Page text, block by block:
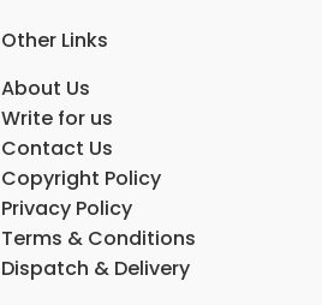
Other Links
About Us
Write for us
Contact Us
Copyright Policy
Privacy Policy
Terms & Conditions
Dispatch & Delivery